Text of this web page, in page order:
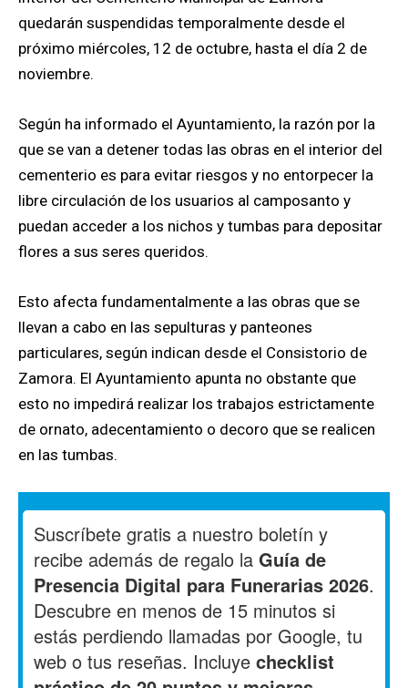
quedarán suspendidas temporalmente desde el
próximo miércoles, 12 de octubre, hasta el día 2 de
noviembre.
Según ha informado el Ayuntamiento, la razón por la
que se van a detener todas las obras en el interior del
cementerio es para evitar riesgos y no entorpecer la
libre circulación de los usuarios al camposanto y
puedan acceder a los nichos y tumbas para depositar
flores a sus seres queridos.
Esto afecta fundamentalmente a las obras que se
llevan a cabo en las sepulturas y panteones
particulares, según indican desde el Consistorio de
Zamora. El Ayuntamiento apunta no obstante que
esto no impedirá realizar los trabajos estrictamente
de ornato, adecentamiento o decoro que se realicen
en las tumbas.